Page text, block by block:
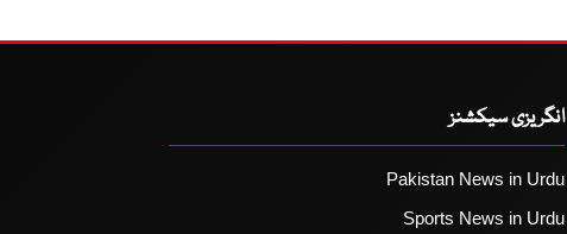
انگریزی سیکشنز
Pakistan News in Urdu
Sports News in Urdu